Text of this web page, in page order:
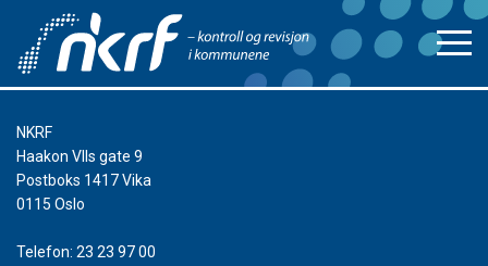
NKRF
Haakon VIIs gate 9
Postboks 1417 Vika
0115 Oslo
Telefon: 23 23 97 00